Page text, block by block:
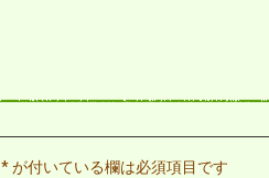
*が付いている欄は必須項目です